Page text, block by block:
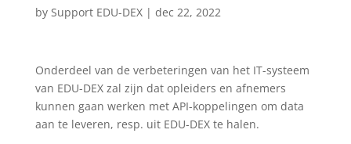
by Support EDU-DEX| dec 22, 2022
Onderdeel van de verbeteringen van het IT-systeem
van EDU-DEX zal zijn dat opleiders en afnemers
kunnen gaan werken met API-koppelingen om data
aan te leveren, resp. uit EDU-DEX te halen.